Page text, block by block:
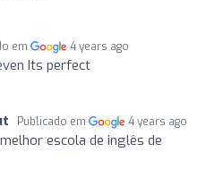
em 4 years ago
Its perfect
Publicado em 4 years ago
escola de inglês de